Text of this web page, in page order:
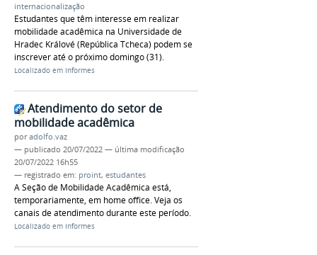
internacionalização
Estudantes que têm interesse em realizar
mobilidade acadêmica na Universidade de
Hradec Králové (República Tcheca) podem se
inscrever até o próximo domingo (31).
Localizado em Informes
Atendimento do setor de
mobilidade acadêmica
poradolfo.vaz
— publicado 20/07/2022 — última modificação
20/07/2022 16h55
— registrado em: proint, estudantes
A Seção de Mobilidade Acadêmica está,
temporariamente, em home office. Veja os
canais de atendimento durante este período.
Localizado em Informes